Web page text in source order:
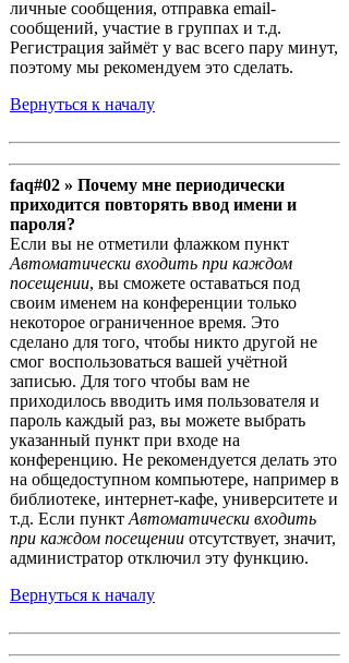
личные сообщения, отправка email-
сообщений, участие в группах и т.д.
Регистрация займёт у вас всего пару минут,
поэтому мы рекомендуем это сделать.
Вернуться к началу
faq#02 » Почему мне периодически
приходится повторять ввод имени и
пароля?
Если вы не отметили флажком пункт
Автоматически входить при каждом
посещении, вы сможете оставаться под
своим именем на конференции только
некоторое ограниченное время. Это
сделано для того, чтобы никто другой не
смог воспользоваться вашей учётной
записью. Для того чтобы вам не
приходилось вводить имя пользователя и
пароль каждый раз, вы можете выбрать
указанный пункт при входе на
конференцию. Не рекомендуется делать это
на общедоступном компьютере, например в
библиотеке, интернет-кафе, университете и
т.д. Если пункт Автоматически входить
при каждом посещении отсутствует, значит,
администратор отключил эту функцию.
Вернуться к началу